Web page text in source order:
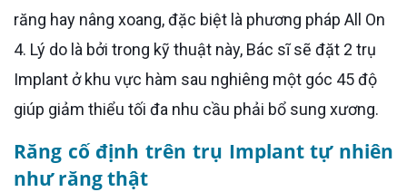
răng hay nâng xoang, đặc biệt là phương pháp All On
4. Lý do là bởi trong kỹ thuật này, Bác sĩ sẽ đặt 2 trụ
Implant ở khu vực hàm sau nghiêng một góc 45 độ
giúp giảm thiểu tối đa nhu cầu phải bổ sung xương.
Răng cố định trên trụ Implant tự nhiên
như răng thật